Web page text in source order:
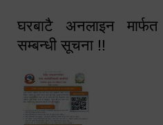
घरबाटै अनलाइन मार्फत
सम्बन्धी सूचना !!